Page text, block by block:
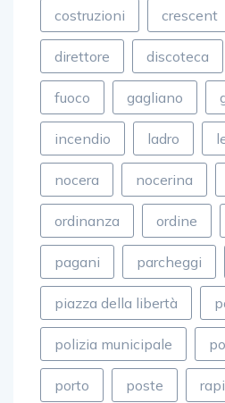
costruzioni crescent
direttore discoteca
fuoco gagliano
incendio ladro
nocera nocerina
ordinanza ordine
pagani parcheggi
piazza della libertà
polizia municipale
porto poste